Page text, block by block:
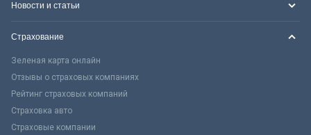
Новости и статьи
Страхование
Зеленая карта онлайн
Отзывы о страховых компаниях
Рейтинг страховых компаний
Страховка авто
Страховые компании